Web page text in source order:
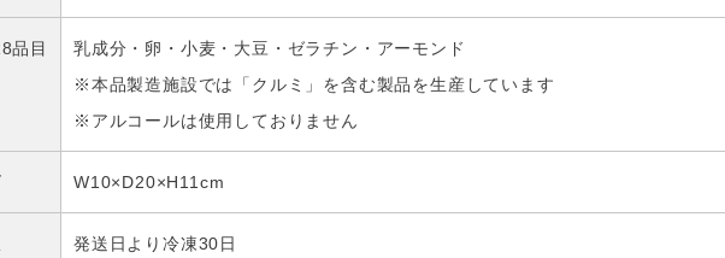
品目
乳成分・卵・小麦・大豆・ゼラチン・アーモンド
※本品製造施設では「クルミ」を含む製品を生産しています
※アルコールは使用しておりません
W10×D20×H11cm
発送日より冷凍30日